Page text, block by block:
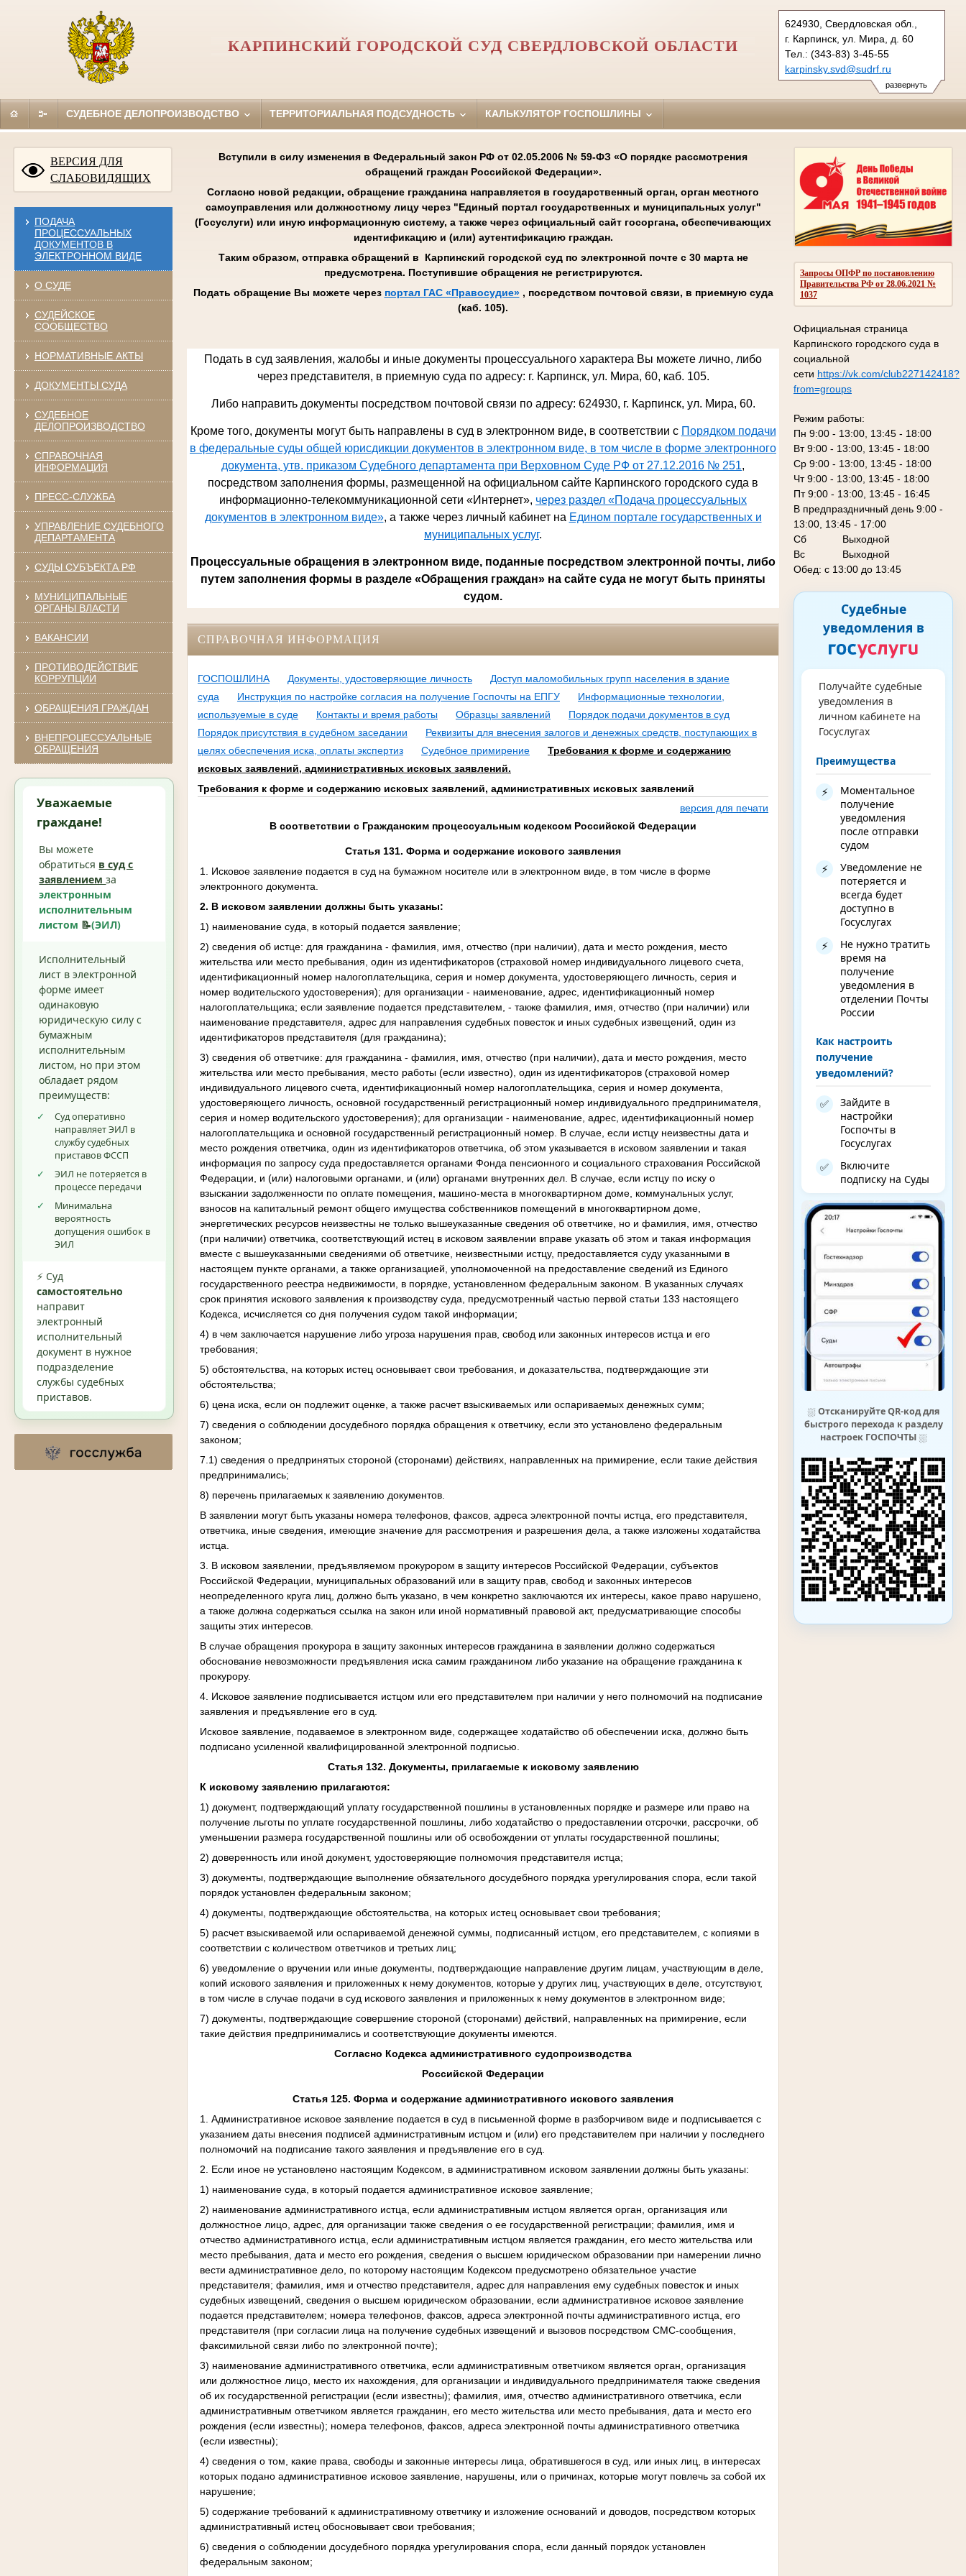
развернуть
624930, Свердловская обл.,
г. Карпинск, ул. Мира, д. 60
Тел.: (343-83) 3-45-55
karpinsky.svd@sudrf.ru
КАРПИНСКИЙ ГОРОДСКОЙ СУД СВЕРДЛОВСКОЙ ОБЛАСТИ
СУДЕБНОЕ ДЕЛОПРОИЗВОДСТВО ТЕРРИТОРИАЛЬНАЯ ПОДСУДНОСТЬ КАЛЬКУЛЯТОР ГОСПОШЛИНЫ
ВЕРСИЯ ДЛЯ
СЛАБОВИДЯЩИХ
ПОДАЧА
ПРОЦЕССУАЛЬНЫХ
ДОКУМЕНТОВ В
ЭЛЕКТРОННОМ ВИДЕ
О СУДЕ
СУДЕЙСКОЕ
СООБЩЕСТВО
НОРМАТИВНЫЕ АКТЫ
ДОКУМЕНТЫ СУДА
СУДЕБНОЕ
ДЕЛОПРОИЗВОДСТВО
СПРАВОЧНАЯ
ИНФОРМАЦИЯ
ПРЕСС-СЛУЖБА
УПРАВЛЕНИЕ СУДЕБНОГО
ДЕПАРТАМЕНТА
СУДЫ СУБЪЕКТА РФ
МУНИЦИПАЛЬНЫЕ
ОРГАНЫ ВЛАСТИ
ВАКАНСИИ
ПРОТИВОДЕЙСТВИЕ
КОРРУПЦИИ
ОБРАЩЕНИЯ ГРАЖДАН
ВНЕПРОЦЕССУАЛЬНЫЕ
ОБРАЩЕНИЯ
Уважаемые
граждане!
Вы можете
обратиться в суд с
заявлениемза
электронным
исполнительным
листом 📝(ЭИЛ)
Исполнительный
лист в электронной
форме имеет
одинаковую
юридическую силу с
бумажным
исполнительным
листом, но при этом
обладает рядом
преимуществ:
✓
Суд оперативно
направляет ЭИЛ в
службу судебных
приставов ФССП
✓
ЭИЛ не потеряется в
процессе передачи
✓
Минимальна
вероятность
допущения ошибок в
ЭИЛ
⚡ Суд
самостоятельно
направит
электронный
исполнительный
документ в нужное
подразделение
службы судебных
приставов.
Запросы ОПФР по постановлению
Правительства РФ от 28.06.2021 №
1037
Официальная страница
Карпинского городского суда в
социальной
сети https://vk.com/club227142418?
from=groups
Режим работы:
Пн 9:00 - 13:00, 13:45 - 18:00
Вт 9:00 - 13:00, 13:45 - 18:00
Ср 9:00 - 13:00, 13:45 - 18:00
Чт 9:00 - 13:00, 13:45 - 18:00
Пт 9:00 - 13:00, 13:45 - 16:45
В предпраздничный день 9:00 -
13:00, 13:45 - 17:00
Сб
Выходной
Вс Выходной
Обед: с 13:00 до 13:45
Судебные
уведомления в
Получайте судебные
уведомления в
личном кабинете на
Госуслугах
Преимущества
⚡
Моментальное
получение
уведомления
после отправки
судом
⚡
Уведомление не
потеряется и
всегда будет
доступно в
Госуслугах
⚡
Не нужно тратить
время на
получение
уведомления в
отделении Почты
России
Как настроить
получение
уведомлений?
✅
Зайдите в
настройки
Госпочты в
Госуслугах
✅
Включите
подписку на Суды
⛆ Отсканируйте QR-код для
быстрого перехода к разделу
настроек ГОСПОЧТЫ⛆
Вступили в силу изменения в Федеральный закон РФ от 02.05.2006 № 59-ФЗ «О порядке рассмотрения
обращений граждан Российской Федерации».
Согласно новой редакции, обращение гражданина направляется в государственный орган, орган местного
самоуправления или должностному лицу через "Единый портал государственных и муниципальных услуг"
(Госуслуги) или иную информационную систему, а также через официальный сайт госоргана, обеспечивающих
идентификацию и (или) аутентификацию граждан.
Таким образом, отправка обращений в Карпинский городской суд по электронной почте с 30 марта не
предусмотрена. Поступившие обращения не регистрируются.
Подать обращение Вы можете через портал ГАС «Правосудие», посредством почтовой связи, в приемную суда
(каб. 105).
Подать в суд заявления, жалобы и иные документы процессуального характера Вы можете лично, либо
через представителя, в приемную суда по адресу: г. Карпинск, ул. Мира, 60, каб. 105.
Либо направить документы посредством почтовой связи по адресу: 624930, г. Карпинск, ул. Мира, 60.
Кроме того, документы могут быть направлены в суд в электронном виде, в соответствии с Порядком подачи
в федеральные суды общей юрисдикции документов в электронном виде, в том числе в форме электронного
документа, утв. приказом Судебного департамента при Верховном Суде РФ от 27.12.2016 № 251,
посредством заполнения формы, размещенной на официальном сайте Карпинского городского суда в
информационно-телекоммуникационной сети «Интернет», через раздел «Подача процессуальных
документов в электронном виде», а также через личный кабинет на Едином портале государственных и
муниципальных услуг.
Процессуальные обращения в электронном виде, поданные посредством электронной почты, либо
путем заполнения формы в разделе «Обращения граждан» на сайте суда не могут быть приняты
судом.
СПРАВОЧНАЯ ИНФОРМАЦИЯ
ГОСПОШЛИНА Документы, удостоверяющие личность
Доступ маломобильных групп населения в здание
суда
Инструкция по настройке согласия на получение Госпочты на ЕПГУ
Информационные технологии,
используемые в суде
Контакты и время работы Образцы заявлений
Порядок подачи документов в суд
Порядок присутствия в судебном заседании
Реквизиты для внесения залогов и денежных средств, поступающих в
целях обеспечения иска, оплаты экспертиз
Судебное примирение
Требования к форме и содержанию
исковых заявлений, административных исковых заявлений.
Требования к форме и содержанию исковых заявлений, административных исковых заявлений
версия для печати
В соответствии с Гражданским процессуальным кодексом Российской Федерации
Статья 131. Форма и содержание искового заявления
1. Исковое заявление подается в суд на бумажном носителе или в электронном виде, в том числе в форме
электронного документа.
2. В исковом заявлении должны быть указаны:
1) наименование суда, в который подается заявление;
2) сведения об истце: для гражданина - фамилия, имя, отчество (при наличии), дата и место рождения, место
жительства или место пребывания, один из идентификаторов (страховой номер индивидуального лицевого счета,
идентификационный номер налогоплательщика, серия и номер документа, удостоверяющего личность, серия и
номер водительского удостоверения); для организации - наименование, адрес, идентификационный номер
налогоплательщика; если заявление подается представителем, - также фамилия, имя, отчество (при наличии) или
наименование представителя, адрес для направления судебных повесток и иных судебных извещений, один из
идентификаторов представителя (для гражданина);
3) сведения об ответчике: для гражданина - фамилия, имя, отчество (при наличии), дата и место рождения, место
жительства или место пребывания, место работы (если известно), один из идентификаторов (страховой номер
индивидуального лицевого счета, идентификационный номер налогоплательщика, серия и номер документа,
удостоверяющего личность, основной государственный регистрационный номер индивидуального предпринимателя,
серия и номер водительского удостоверения); для организации - наименование, адрес, идентификационный номер
налогоплательщика и основной государственный регистрационный номер. В случае, если истцу неизвестны дата и
место рождения ответчика, один из идентификаторов ответчика, об этом указывается в исковом заявлении и такая
информация по запросу суда предоставляется органами Фонда пенсионного и социального страхования Российской
Федерации, и (или) налоговыми органами, и (или) органами внутренних дел. В случае, если истцу по иску о
взыскании задолженности по оплате помещения, машино-места в многоквартирном доме, коммунальных услуг,
взносов на капитальный ремонт общего имущества собственников помещений в многоквартирном доме,
энергетических ресурсов неизвестны не только вышеуказанные сведения об ответчике, но и фамилия, имя, отчество
(при наличии) ответчика, соответствующий истец в исковом заявлении вправе указать об этом и такая информация
вместе с вышеуказанными сведениями об ответчике, неизвестными истцу, предоставляется суду указанными в
настоящем пункте органами, а также организацией, уполномоченной на предоставление сведений из Единого
государственного реестра недвижимости, в порядке, установленном федеральным законом. В указанных случаях
срок принятия искового заявления к производству суда, предусмотренный частью первой статьи 133 настоящего
Кодекса, исчисляется со дня получения судом такой информации;
4) в чем заключается нарушение либо угроза нарушения прав, свобод или законных интересов истца и его
требования;
5) обстоятельства, на которых истец основывает свои требования, и доказательства, подтверждающие эти
обстоятельства;
6) цена иска, если он подлежит оценке, а также расчет взыскиваемых или оспариваемых денежных сумм;
7) сведения о соблюдении досудебного порядка обращения к ответчику, если это установлено федеральным
законом;
7.1) сведения о предпринятых стороной (сторонами) действиях, направленных на примирение, если такие действия
предпринимались;
8) перечень прилагаемых к заявлению документов.
В заявлении могут быть указаны номера телефонов, факсов, адреса электронной почты истца, его представителя,
ответчика, иные сведения, имеющие значение для рассмотрения и разрешения дела, а также изложены ходатайства
истца.
3. В исковом заявлении, предъявляемом прокурором в защиту интересов Российской Федерации, субъектов
Российской Федерации, муниципальных образований или в защиту прав, свобод и законных интересов
неопределенного круга лиц, должно быть указано, в чем конкретно заключаются их интересы, какое право нарушено,
а также должна содержаться ссылка на закон или иной нормативный правовой акт, предусматривающие способы
защиты этих интересов.
В случае обращения прокурора в защиту законных интересов гражданина в заявлении должно содержаться
обоснование невозможности предъявления иска самим гражданином либо указание на обращение гражданина к
прокурору.
4. Исковое заявление подписывается истцом или его представителем при наличии у него полномочий на подписание
заявления и предъявление его в суд.
Исковое заявление, подаваемое в электронном виде, содержащее ходатайство об обеспечении иска, должно быть
подписано усиленной квалифицированной электронной подписью.
Статья 132. Документы, прилагаемые к исковому заявлению
К исковому заявлению прилагаются:
1) документ, подтверждающий уплату государственной пошлины в установленных порядке и размере или право на
получение льготы по уплате государственной пошлины, либо ходатайство о предоставлении отсрочки, рассрочки, об
уменьшении размера государственной пошлины или об освобождении от уплаты государственной пошлины;
2) доверенность или иной документ, удостоверяющие полномочия представителя истца;
3) документы, подтверждающие выполнение обязательного досудебного порядка урегулирования спора, если такой
порядок установлен федеральным законом;
4) документы, подтверждающие обстоятельства, на которых истец основывает свои требования;
5) расчет взыскиваемой или оспариваемой денежной суммы, подписанный истцом, его представителем, с копиями в
соответствии с количеством ответчиков и третьих лиц;
6) уведомление о вручении или иные документы, подтверждающие направление другим лицам, участвующим в деле,
копий искового заявления и приложенных к нему документов, которые у других лиц, участвующих в деле, отсутствуют,
в том числе в случае подачи в суд искового заявления и приложенных к нему документов в электронном виде;
7) документы, подтверждающие совершение стороной (сторонами) действий, направленных на примирение, если
такие действия предпринимались и соответствующие документы имеются.
Согласно Кодекса административного судопроизводства
Российской Федерации
Статья 125. Форма и содержание административного искового заявления
1. Административное исковое заявление подается в суд в письменной форме в разборчивом виде и подписывается с
указанием даты внесения подписей административным истцом и (или) его представителем при наличии у последнего
полномочий на подписание такого заявления и предъявление его в суд.
2. Если иное не установлено настоящим Кодексом, в административном исковом заявлении должны быть указаны:
1) наименование суда, в который подается административное исковое заявление;
2) наименование административного истца, если административным истцом является орган, организация или
должностное лицо, адрес, для организации также сведения о ее государственной регистрации; фамилия, имя и
отчество административного истца, если административным истцом является гражданин, его место жительства или
место пребывания, дата и место его рождения, сведения о высшем юридическом образовании при намерении лично
вести административное дело, по которому настоящим Кодексом предусмотрено обязательное участие
представителя; фамилия, имя и отчество представителя, адрес для направления ему судебных повесток и иных
судебных извещений, сведения о высшем юридическом образовании, если административное исковое заявление
подается представителем; номера телефонов, факсов, адреса электронной почты административного истца, его
представителя (при согласии лица на получение судебных извещений и вызовов посредством СМС-сообщения,
факсимильной связи либо по электронной почте);
3) наименование административного ответчика, если административным ответчиком является орган, организация
или должностное лицо, место их нахождения, для организации и индивидуального предпринимателя также сведения
об их государственной регистрации (если известны); фамилия, имя, отчество административного ответчика, если
административным ответчиком является гражданин, его место жительства или место пребывания, дата и место его
рождения (если известны); номера телефонов, факсов, адреса электронной почты административного ответчика
(если известны);
4) сведения о том, какие права, свободы и законные интересы лица, обратившегося в суд, или иных лиц, в интересах
которых подано административное исковое заявление, нарушены, или о причинах, которые могут повлечь за собой их
нарушение;
5) содержание требований к административному ответчику и изложение оснований и доводов, посредством которых
административный истец обосновывает свои требования;
6) сведения о соблюдении досудебного порядка урегулирования спора, если данный порядок установлен
федеральным законом;